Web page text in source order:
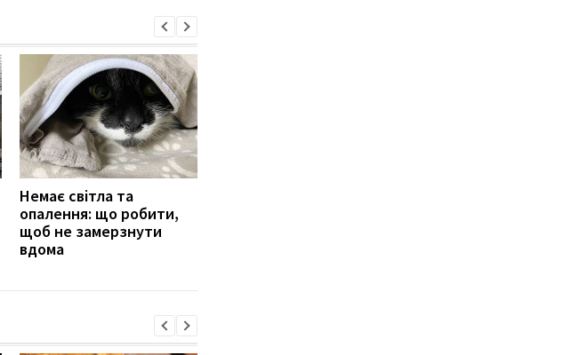
Немає світла та
опалення: що робити,
щоб не замерзнути
вдома